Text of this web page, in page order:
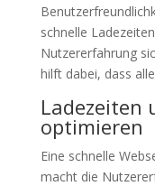
schnelle
Nutzererfahrung
hilft dabei, dass
Ladezeiten
optimieren
Eine schnelle
macht die